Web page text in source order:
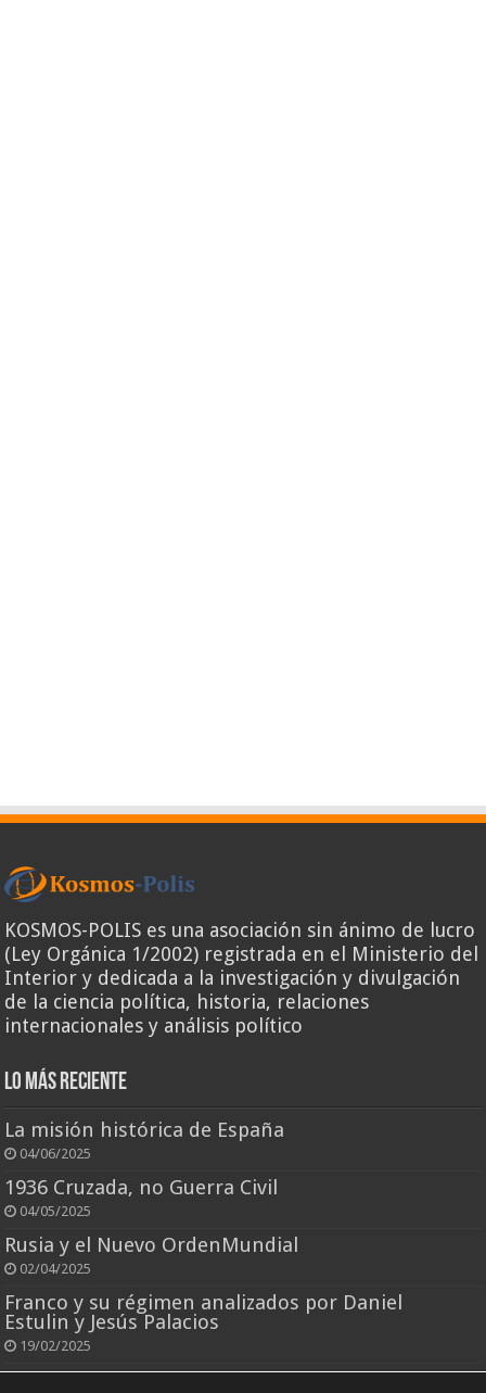
KOSMOS-POLIS es una asociación sin ánimo de lucro
(Ley Orgánica 1/2002) registrada en el Ministerio del
Interior y dedicada a la investigación y divulgación
de la ciencia política, historia, relaciones
internacionales y análisis político
Lo más reciente
La misión histórica de España
04/06/2025
1936 Cruzada, no Guerra Civil
04/05/2025
Rusia y el Nuevo OrdenMundial
02/04/2025
Franco y su régimen analizados por Daniel
Estulin y Jesús Palacios
19/02/2025
El rey que todo lo perdió